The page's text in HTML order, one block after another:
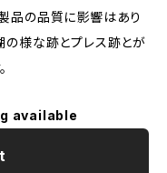
品の品質に影響はあり
の様な跡とプレス跡とが
available